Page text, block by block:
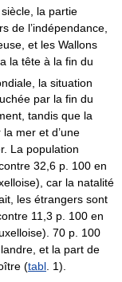
siècle, la partie
de l’indépendance,
et les Wallons
la tête à la fin du
la situation
par la fin du
tandis que la
mer et d’une
La population
32,6 p. 100 en
car la natalité
les étrangers sont
11,3 p. 100 en
70 p. 100
et la part de
(tabl. 1).